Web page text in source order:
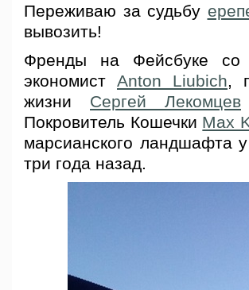
Переживаю за судьбу
вывозить!
Френды на Фейсбуке со
экономист Anton Liubich,
жизни Сергей Лекомцев
Покровитель Кошечки Max
марсианского ландшафта
три года назад.